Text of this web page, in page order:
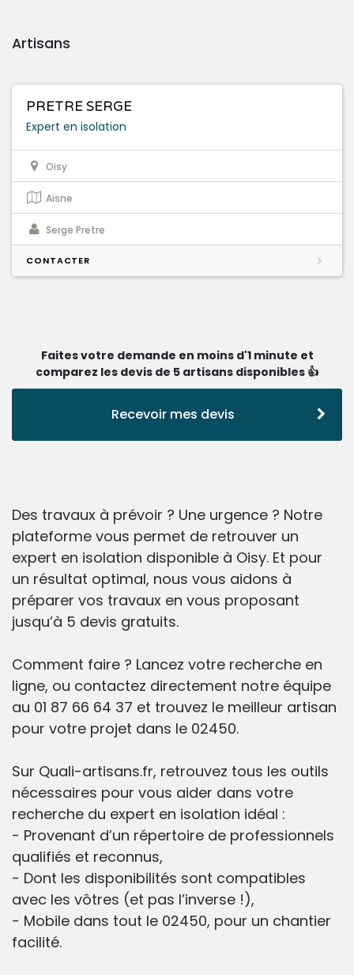
Artisans
PRETRE SERGE
Expert en isolation
Oisy
Aisne
Serge Pretre
CONTACTER
Faites votre demande en moins d'1 minute et
comparez les devis de 5 artisans disponibles 👍
Recevoir mes devis
Des travaux à prévoir ? Une urgence ? Notre
plateforme vous permet de retrouver un
expert en isolation disponible à Oisy. Et pour
un résultat optimal, nous vous aidons à
préparer vos travaux en vous proposant
jusqu’à 5 devis gratuits.
Comment faire ? Lancez votre recherche en
ligne, ou contactez directement notre équipe
au 01 87 66 64 37 et trouvez le meilleur artisan
pour votre projet dans le 02450.
Sur Quali-artisans.fr, retrouvez tous les outils
nécessaires pour vous aider dans votre
recherche du expert en isolation idéal :
- Provenant d’un répertoire de professionnels
qualifiés et reconnus,
- Dont les disponibilités sont compatibles
avec les vôtres (et pas l’inverse !),
- Mobile dans tout le 02450, pour un chantier
facilité.